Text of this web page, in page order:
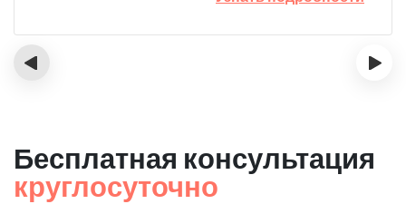
‹ ›
Бесплатная консультация
круглосуточно